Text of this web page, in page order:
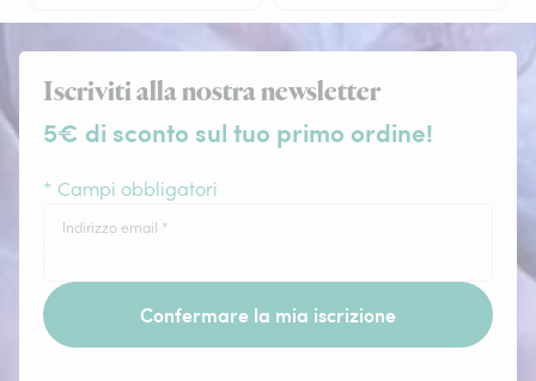
Iscriviti alla nostra newsletter
5€ di sconto sul tuo primo ordine!
* Campi obbligatori
Indirizzo email *
Confermare la mia iscrizione